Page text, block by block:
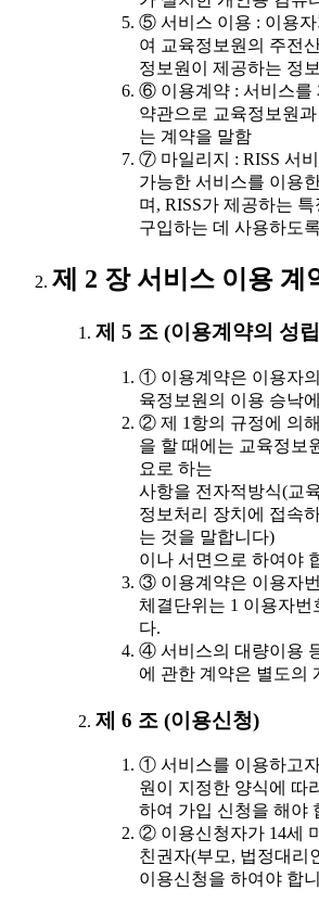
⑤ 서비스 이용 : 이용
여 교육정보원의 주전
정보원이 제공하는 정
⑥ 이용계약 : 서비스를
약관으로 교육정보원
는 계약을 말함
⑦ 마일리지 : RISS 서
가능한 서비스를 이용
며, RISS가 제공하는
구입하는 데 사용하도
제 2 장 서비스 이용 계
제 5 조 (이용계약의 성
① 이용계약은 이용자
육정보원의 이용 승낙
② 제 1항의 규정에 의
을 할 때에는 교육정보
요로 하는
사항을 전자적방식(교
정보처리 장치에 접속
는 것을 말합니다)
이나 서면으로 하여야
③ 이용계약은 이용자
체결단위는 1 이용자번
다.
④ 서비스의 대량이용
에 관한 계약은 별도의
제 6 조 (이용신청)
① 서비스를 이용하고
원이 지정한 양식에 따
하여 가입 신청을 해야
② 이용신청자가 14세
친권자(부모, 법정대리
이용신청을 하여야 합